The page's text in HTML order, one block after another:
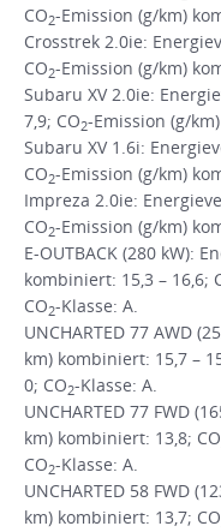
CO2-Emission (g/km)
Crosstrek 2.0ie:
CO2-Emission (g/km)
Subaru XV 2.0ie:
7,9; CO2-Emission (g/
Subaru XV 1.6i:
CO2-Emission (g/km)
Impreza 2.0ie:
CO2-Emission (g/km)
E-OUTBACK (280 kW):
kombiniert: 15,3 – 16,6;
CO2-Klasse: A.
UNCHARTED 77 AWD
km) kombiniert: 15,7 –
0; CO2-Klasse: A.
UNCHARTED 77 FWD
km) kombiniert: 13,8; CO
CO2-Klasse: A.
UNCHARTED 58 FWD
km) kombiniert: 13,7; CO